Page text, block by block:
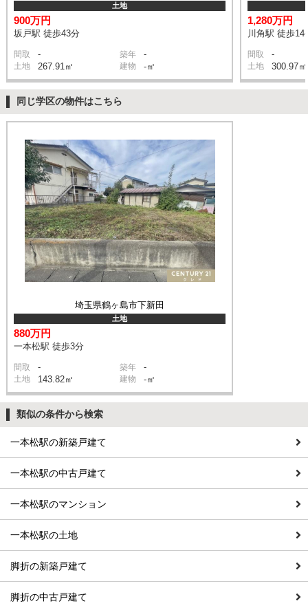
土地
900万円
坂戸駅 徒歩43分
間取 - 築年 -
土地 267.91㎡ 建物 -㎡
1,280万円
川角駅 徒歩14
間取 -
土地 300.97㎡
同じ学区の物件はこちら
埼玉県鶴ヶ島市下新田
土地
880万円
一本松駅 徒歩3分
間取 - 築年 -
土地 143.82㎡ 建物 -㎡
類似の条件から検索
一本松駅の新築戸建て
一本松駅の中古戸建て
一本松駅のマンション
一本松駅の土地
脚折の新築戸建て
脚折の中古戸建て